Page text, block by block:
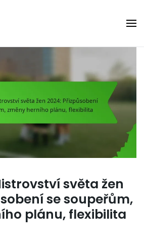
světa žen
se soupeřům,
plánu, flexibilita